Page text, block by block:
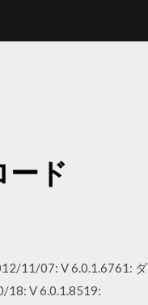
ード
11/07: V 6.0.1.6761: ダ
18: V 6.0.1.8519: